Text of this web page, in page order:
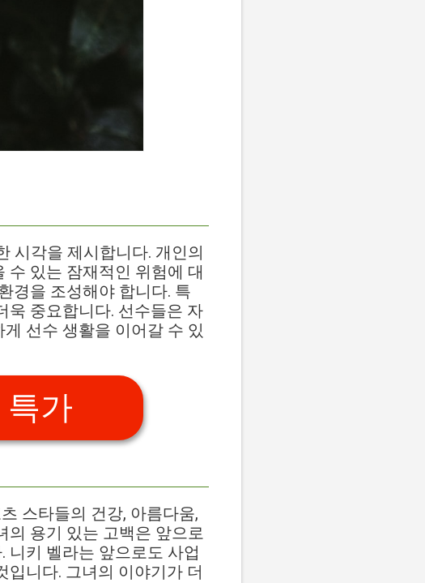
시각을 제시합니다. 개인의
수 있는 잠재적인 위험에 대
경을 조성해야 합니다. 특
욱 중요합니다. 선수들은 자
선수 생활을 이어갈 수 있
특가
스타들의 건강, 아름다움,
의 용기 있는 고백은 앞으로
니키 벨라는 앞으로도 사업
니다. 그녀의 이야기가 더